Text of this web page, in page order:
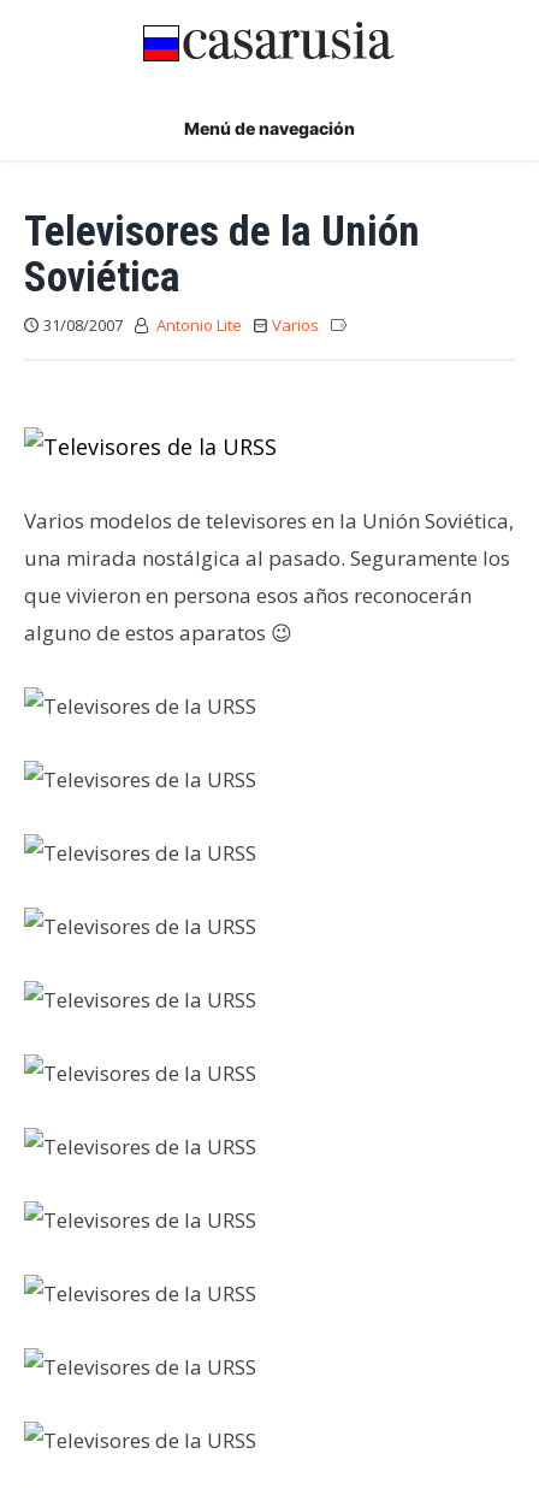
Menú de navegación
Televisores de la Unión
Soviética
31/08/2007 Antonio Lite Varios
Varios modelos de televisores en la Unión Soviética,
una mirada nostálgica al pasado. Seguramente los
que vivieron en persona esos años reconocerán
alguno de estos aparatos 😉